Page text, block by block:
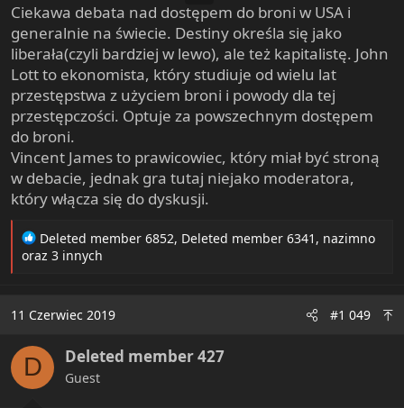
Ciekawa debata nad dostępem do broni w USA i
generalnie na świecie. Destiny określa się jako
liberała(czyli bardziej w lewo), ale też kapitalistę. John
Lott to ekonomista, który studiuje od wielu lat
przestępstwa z użyciem broni i powody dla tej
przestępczości. Optuje za powszechnym dostępem
do broni.
Vincent James to prawicowiec, który miał być stroną
w debacie, jednak gra tutaj niejako moderatora,
który włącza się do dyskusji.
R
e
i
n
s
:
Deleted member 6852, Deleted member 6341 , nazimno
oraz 3 innych
11 Czerwiec 2019 #1 049
D Deleted member 427
Guest